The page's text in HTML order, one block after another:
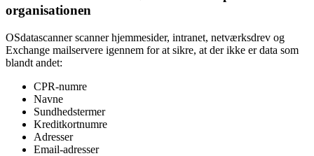
organisationen
OSdatascanner scanner hjemmesider, intranet, netværksdrev og
Exchange mailservere igennem for at sikre, at der ikke er data som
blandt andet:
CPR-numre
Navne
Sundhedstermer
Kreditkortnumre
Adresser
Email-adresser